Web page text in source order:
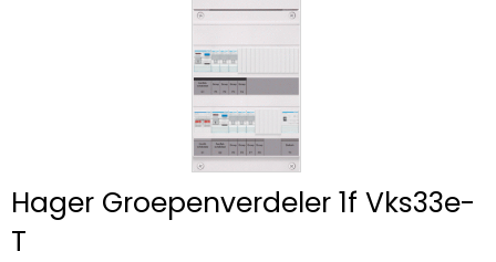
Hager Groepenverdeler 1f Vks33e-
T